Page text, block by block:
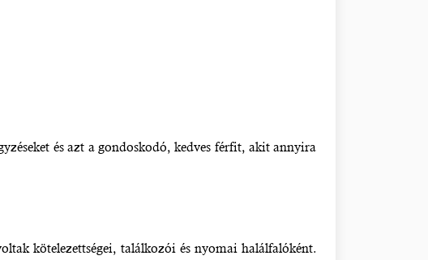
és azt a gondoskodó, kedves férfit, akit annyira
kötelezettségei, találkozói és nyomai halálfalóként.